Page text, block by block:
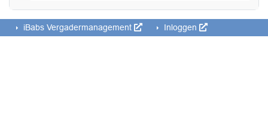
iBabs Vergadermanagement Inloggen